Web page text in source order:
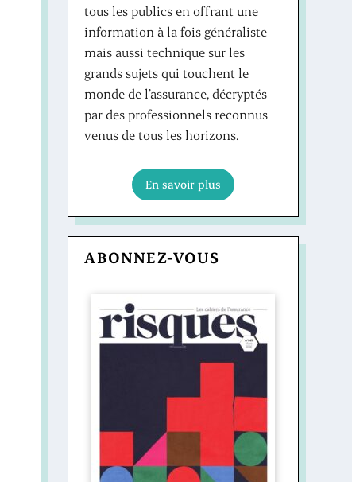
tous les publics en offrant une
information à la fois généraliste
mais aussi technique sur les
grands sujets qui touchent le
monde de l’assurance, décryptés
par des professionnels reconnus
venus de tous les horizons.
En savoir plus
ABONNEZ-VOUS